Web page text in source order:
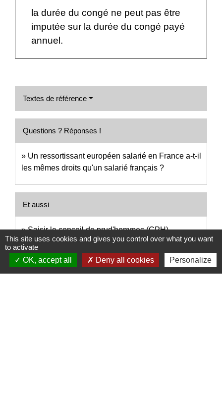
la durée du congé ne peut pas être
imputée sur la durée du congé payé
annuel.
Textes de référence
Questions ? Réponses !
Un ressortissant européen salarié en France a-t-il
les mêmes droits qu'un salarié français ?
Et aussi
Saisir le conseil de prud'hommes (CPH)
Travail - Formation
Signaler une erreur sur cette page
This site uses cookies and gives you control over what you want
to activate
OK, accept all
Deny all cookies Personalize